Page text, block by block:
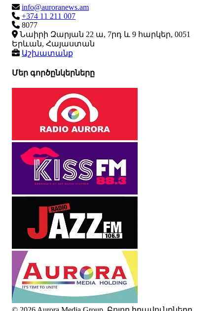
info@auroranews.am
+374 11 211 007
8077
Նաիրի Զարյան 22 ա, 7րդ և 9 հարկեր, 0051
Երևան, Հայաստան
Աշխատանք
Մեր գործընկերները